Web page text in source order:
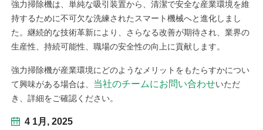
4 1月, 2025
facebook
強力掃除機は、単純な吸引装置から、清潔で安全な産業環境を維
持するために不可欠な洗練されたスマート機械へと進化しまし
た。継続的な技術革新により、さらなる改善が期待され、業界の
生産性、持続可能性、職場の安全性の向上に貢献します。
強力掃除機が産業環境にどのようなメリットをもたらすかについ
て興味がある場合は、 当社のチームにお問い合わせいただ
き、詳細をご確認ください。